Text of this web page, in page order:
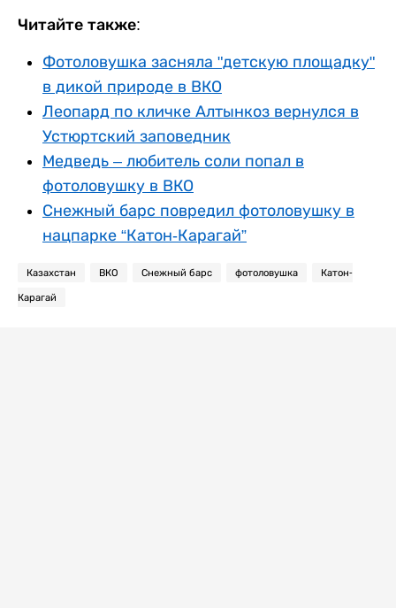
Читайте также:
Фотоловушка засняла "детскую площадку"
в дикой природе в ВКО
Леопард по кличке Алтынкоз вернулся в
Устюртский заповедник
Медведь – любитель соли попал в
фотоловушку в ВКО
Снежный барс повредил фотоловушку в
нацпарке “Катон-Карагай”
Казахстан ВКО Снежный барс фотоловушка Катон-
Карагай